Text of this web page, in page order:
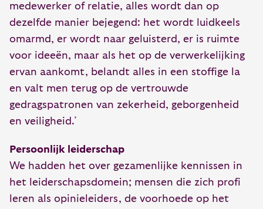
medewerker of relatie, alles wordt dan op
dezelfde manier bejegend: het wordt luidkeels
omarmd, er wordt naar geluisterd, er is ruimte
voor ideeën, maar als het op de verwerkelijking
ervan aankomt, belandt alles in een stoffige la
en valt men terug op de vertrouwde
gedragspatronen van zekerheid, geborgenheid
en veiligheid.’
Persoonlijk leiderschap
We hadden het over gezamenlijke kennissen in
het leiderschapsdomein; mensen die zich profi
leren als opinieleiders, de voorhoede op het